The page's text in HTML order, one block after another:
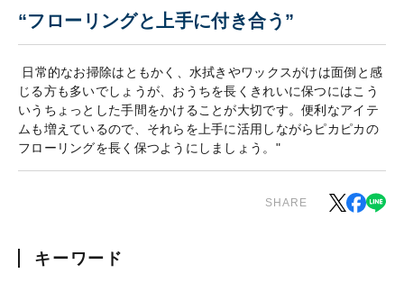
“フローリングと上手に付き合う”
日常的なお掃除はともかく、水拭きやワックスがけは面倒と感
じる方も多いでしょうが、おうちを長くきれいに保つにはこう
いうちょっとした手間をかけることが大切です。便利なアイテ
ムも増えているので、それらを上手に活用しながらピカピカの
フローリングを長く保つようにしましょう。"
SHARE
キーワード